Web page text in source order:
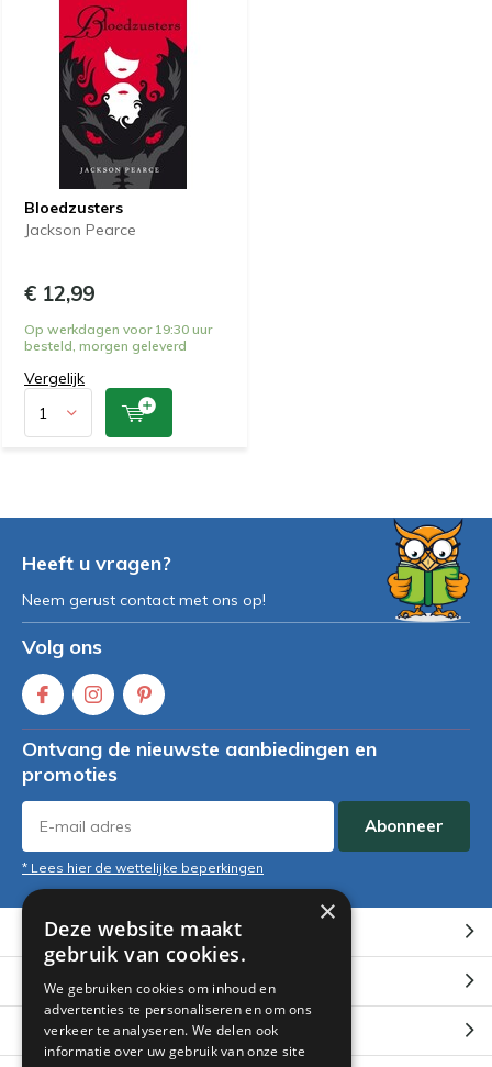
Bloedzusters
Jackson Pearce
€ 12,99
Op werkdagen voor 19:30 uur
besteld, morgen geleverd
Vergelijk
Heeft u vragen?
Neem gerust contact met ons op!
Volg ons
Ontvang de nieuwste aanbiedingen en
promoties
Abonneer
* Lees hier de wettelijke beperkingen
Klantenservice
Mijn account
Categorieën
×
Deze website maakt
gebruik van cookies.
We gebruiken cookies om inhoud en
advertenties te personaliseren en om ons
verkeer te analyseren. We delen ook
informatie over uw gebruik van onze site